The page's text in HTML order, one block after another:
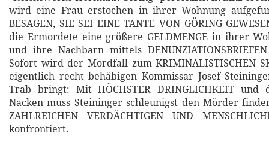
wird eine Frau erstochen in ihrer Wohnung
BESAGEN, SIE SEI EINE TANTE VON GÖRING
die Ermordete eine größere GELDMENGE in ihrer
und ihre Nachbarn mittels
Sofort wird der Mordfall zum KRIMINALISTISCHEN
eigentlich recht behäbigen Kommissar Josef
Trab bringt: Mit HÖCHSTER DRINGLICHKEIT und
Nacken muss Steininger schleunigst den Mörder
ZAHLREICHEN VERDÄCHTIGEN UND
konfrontiert.